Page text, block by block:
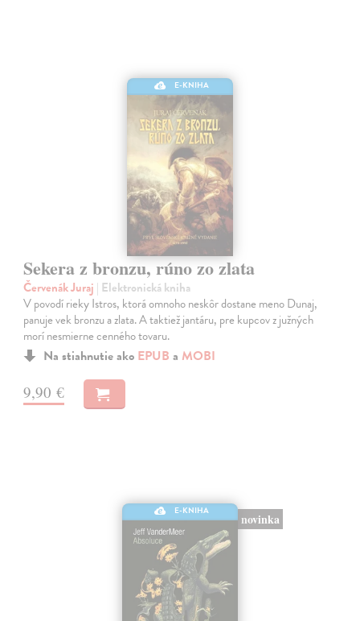
E-KNIHA
Sekera z bronzu, rúno zo zlata
Červenák Juraj | Elektronická kniha
V povodí rieky Istros, ktorá omnoho neskôr dostane meno Dunaj,
panuje vek bronzu a zlata. A taktiež jantáru, pre kupcov z južných
morí nesmierne cenného tovaru.
Na stiahnutie ako EPUB a MOBI
9,90 €
E-KNIHA
novinka